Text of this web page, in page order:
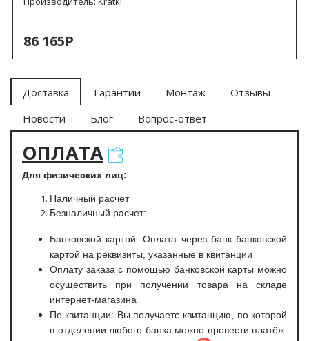
86 165Р
Доставка Гарантии Монтаж
Отзывы
Новости
Блог Вопрос-ответ
ОПЛАТА
Для физических лиц:
Наличный расчет
Безналичный расчет:
Банковской картой: Оплата через банк банковской
картой на реквизиты, указанные в квитанции
Оплату заказа с помощью банковской карты можно
осуществить при получении товара на складе
интернет-магазина
По квитанции: Вы получаете квитанцию, по которой
в отделении любого банка можно провести платёж.